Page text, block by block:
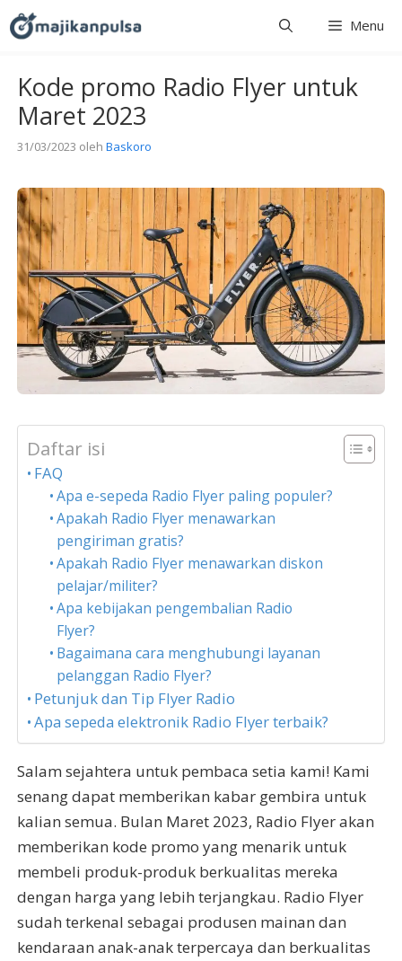
Langsung
ke
Menu
Kode promo Radio Flyer untuk
Maret 2023
31/03/2023 oleh Baskoro
Daftar isi
FAQ
Apa e-sepeda Radio Flyer paling populer?
Apakah Radio Flyer menawarkan
pengiriman gratis?
Apakah Radio Flyer menawarkan diskon
pelajar/militer?
Apa kebijakan pengembalian Radio
Flyer?
Bagaimana cara menghubungi layanan
pelanggan Radio Flyer?
Petunjuk dan Tip Flyer Radio
Apa sepeda elektronik Radio Flyer terbaik?
Salam sejahtera untuk pembaca setia kami! Kami
senang dapat memberikan kabar gembira untuk
kalian semua. Bulan Maret 2023, Radio Flyer akan
memberikan kode promo yang menarik untuk
membeli produk-produk berkualitas mereka
dengan harga yang lebih terjangkau. Radio Flyer
sudah terkenal sebagai produsen mainan dan
kendaraan anak-anak terpercaya dan berkualitas